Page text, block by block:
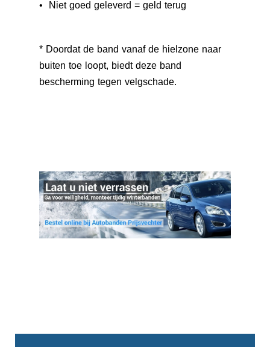
• Niet goed geleverd = geld terug
* Doordat de band vanaf de hielzone naar
buiten toe loopt, biedt deze band
bescherming tegen velgschade.